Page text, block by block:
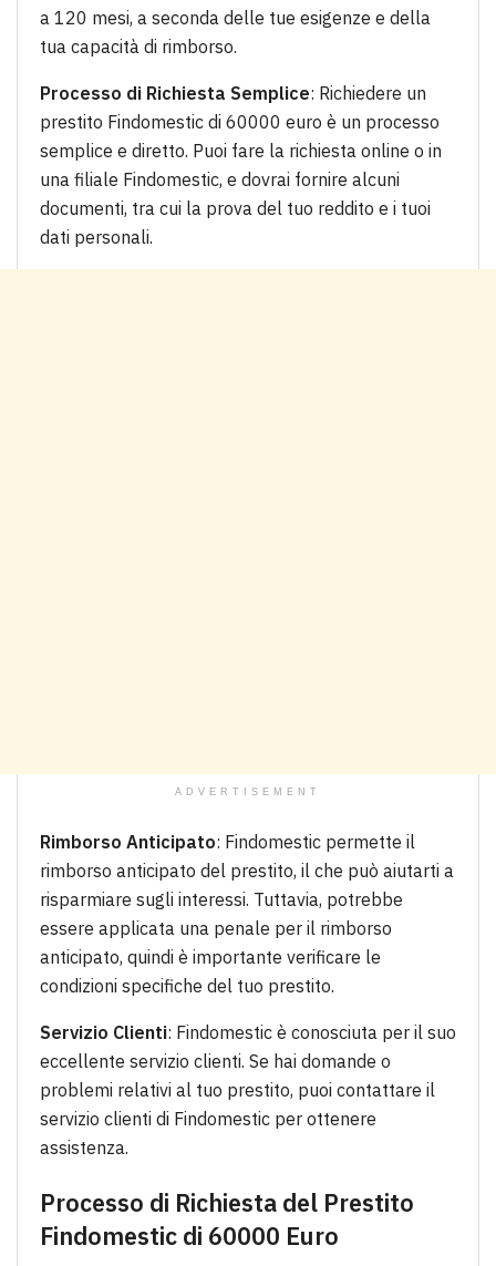
a 120 mesi, a seconda delle tue esigenze e della
tua capacità di rimborso.
Processo di Richiesta Semplice: Richiedere un
prestito Findomestic di 60000 euro è un processo
semplice e diretto. Puoi fare la richiesta online o in
una filiale Findomestic, e dovrai fornire alcuni
documenti, tra cui la prova del tuo reddito e i tuoi
dati personali.
ADVERTISEMENT
Rimborso Anticipato: Findomestic permette il
rimborso anticipato del prestito, il che può aiutarti a
risparmiare sugli interessi. Tuttavia, potrebbe
essere applicata una penale per il rimborso
anticipato, quindi è importante verificare le
condizioni specifiche del tuo prestito.
Servizio Clienti: Findomestic è conosciuta per il suo
eccellente servizio clienti. Se hai domande o
problemi relativi al tuo prestito, puoi contattare il
servizio clienti di Findomestic per ottenere
assistenza.
Processo di Richiesta del Prestito
Findomestic di 60000 Euro